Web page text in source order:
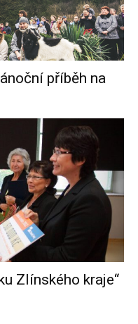
příběh na
Zlínského kraje“